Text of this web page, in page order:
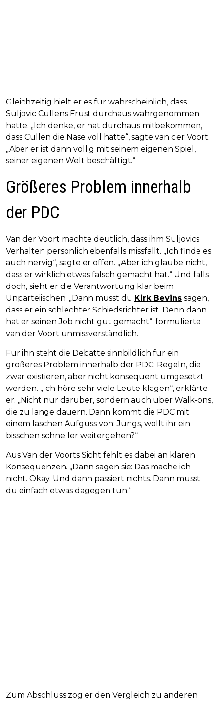
Gleichzeitig hielt er es für wahrscheinlich, dass
Suljovic Cullens Frust durchaus wahrgenommen
hatte. „Ich denke, er hat durchaus mitbekommen,
dass Cullen die Nase voll hatte“, sagte van der Voort.
„Aber er ist dann völlig mit seinem eigenen Spiel,
seiner eigenen Welt beschäftigt.“
Größeres Problem innerhalb
der PDC
Van der Voort machte deutlich, dass ihm Suljovics
Verhalten persönlich ebenfalls missfällt. „Ich finde es
auch nervig“, sagte er offen. „Aber ich glaube nicht,
dass er wirklich etwas falsch gemacht hat.“ Und falls
doch, sieht er die Verantwortung klar beim
Unparteiischen. „Dann musst du Kirk Bevins sagen,
dass er ein schlechter Schiedsrichter ist. Denn dann
hat er seinen Job nicht gut gemacht“, formulierte
van der Voort unmissverständlich.
Für ihn steht die Debatte sinnbildlich für ein
größeres Problem innerhalb der PDC: Regeln, die
zwar existieren, aber nicht konsequent umgesetzt
werden. „Ich höre sehr viele Leute klagen“, erklärte
er. „Nicht nur darüber, sondern auch über Walk-ons,
die zu lange dauern. Dann kommt die PDC mit
einem laschen Aufguss von: Jungs, wollt ihr ein
bisschen schneller weitergehen?“
Aus Van der Voorts Sicht fehlt es dabei an klaren
Konsequenzen. „Dann sagen sie: Das mache ich
nicht. Okay. Und dann passiert nichts. Dann musst
du einfach etwas dagegen tun.“
Zum Abschluss zog er den Vergleich zu anderen